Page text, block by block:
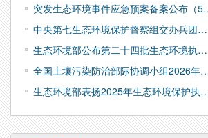
突发生态环境事件应急预案备案公布（
中央第七生态环境保护督察组交办兵团…
生态环境部公布第二十四批生态环境执…
全国土壤污染防治部际协调小组2026年
生态环境部表扬2025年生态环境保护执